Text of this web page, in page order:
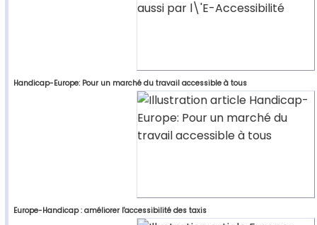
Handicap-Europe: Pour un marché du travail accessible à tous
Europe-Handicap : améliorer l'accessibilité des taxis